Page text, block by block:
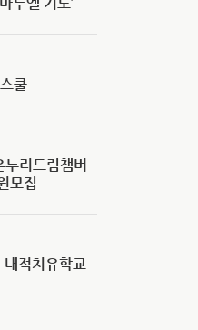
쿨
리드림챔버
모집
적치유학교